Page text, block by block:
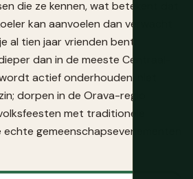
die ze kennen, wat betekent dat
kan aanvoelen dan verwacht
al tien jaar vrienden bent.
dan in de meeste Centraal-
actief onderhouden, niet
dorpen in de Orava-regio
met traditionele
gemeenschapsevenementen